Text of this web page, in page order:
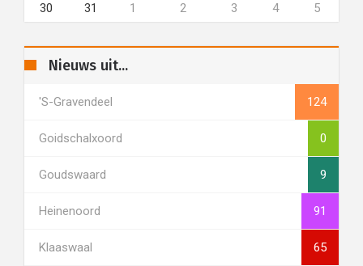
30
31 1 2 3 4 5
Nieuws uit...
's-Gravendeel 124
Goidschalxoord 0
Goudswaard 9
Heinenoord 91
Klaaswaal 65